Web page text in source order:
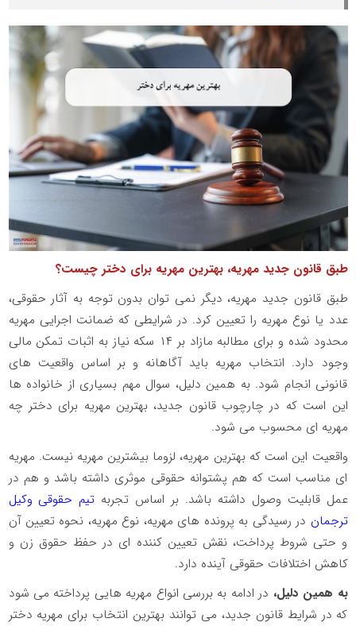
طبق قانون جدید مهریه، بهترین مهریه برای دختر چیست؟
طبق قانون جدید مهریه، دیگر نمی توان بدون توجه به آثار حقوقی،
عدد یا نوع مهریه را تعیین کرد. در شرایطی که ضمانت اجرایی مهریه
محدود شده و برای مطالبه مازاد بر ۱۴ سکه نیاز به اثبات تمکن مالی
وجود دارد. انتخاب مهریه باید آگاهانه و بر اساس واقعیت های
قانونی انجام شود. به همین دلیل، سوال مهم بسیاری از خانواده ها
این است که در چارچوب قانون جدید، بهترین مهریه برای دختر چه
مهریه ای محسوب می شود.
واقعیت این است که بهترین مهریه، لزوما بیشترین مهریه نیست. مهریه
ای مناسب است که هم پشتوانه حقوقی موثری داشته باشد و هم در
عمل قابلیت وصول داشته باشد. بر اساس تجربه تیم حقوقی وکیل
ترجمان در رسیدگی به پرونده های مهریه، نوع مهریه، نحوه تعیین آن
و حتی شروط پرداخت، نقش تعیین کننده ای در حفظ حقوق زن و
کاهش اختلافات حقوقی آینده دارد.
به همین دلیل، در ادامه به بررسی انواع مهریه هایی پرداخته می شود
که در شرایط قانون جدید، می توانند بهترین انتخاب برای مهریه دختر